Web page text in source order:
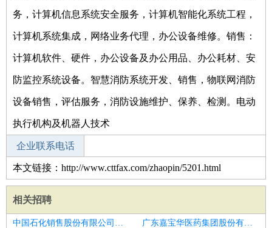
务，计算机信息系统安全服务，计算机智能化系统工程，
计算机系统集成，网络业务代理，办公设备维修。销售：
计算机软件、硬件，办公设备及办公用品、办公耗材、安
防监控系统设备。智慧消防系统开发、销售，物联网消防
设备销售，评估服务，消防设施维护、保养、检测。电动
执行机构及机器人技术
企业联系电话
本文链接：http://www.cttfax.com/zhaopin/5201.html
相关招聘
中国石化销售股份有限公司广东中山麻斗加油站招聘审计经理
广东嘉宝华医药集团股份有限公司胡湾里分店招聘审计助理